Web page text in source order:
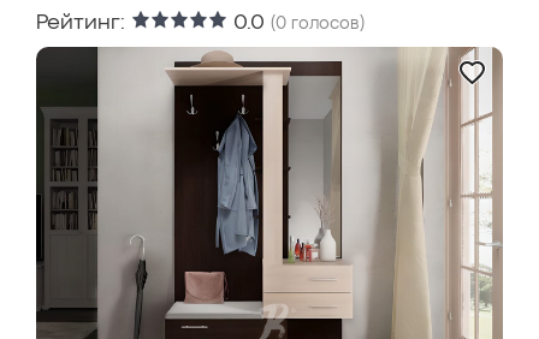
Рейтинг: 0.0 (0 голосов)